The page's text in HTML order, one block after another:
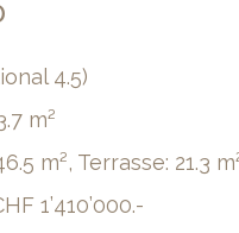
4.5)
m²
m², Terrasse: 21.3
1’410’000.-